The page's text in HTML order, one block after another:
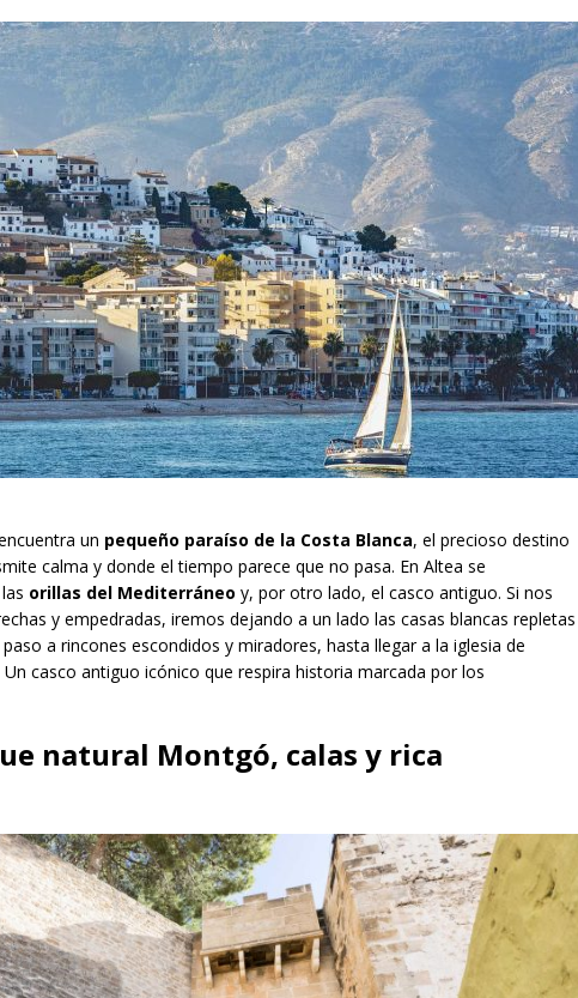
un pequeño paraíso de la Costa Blanca, el precioso destino
calma y donde el tiempo parece que no pasa. En Altea se
orillas del Mediterráneo y, por otro lado, el casco antiguo. Si nos
y empedradas, iremos dejando a un lado las casas blancas repletas
a rincones escondidos y miradores, hasta llegar a la iglesia de
casco antiguo icónico que respira historia marcada por los
natural Montgó, calas y rica